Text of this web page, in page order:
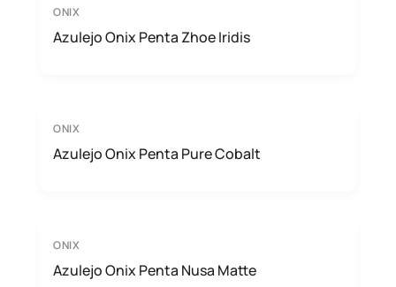
ONIX
Azulejo Onix Penta Zhoe Iridis
ONIX
Azulejo Onix Penta Pure Cobalt
ONIX
Azulejo Onix Penta Nusa Matte